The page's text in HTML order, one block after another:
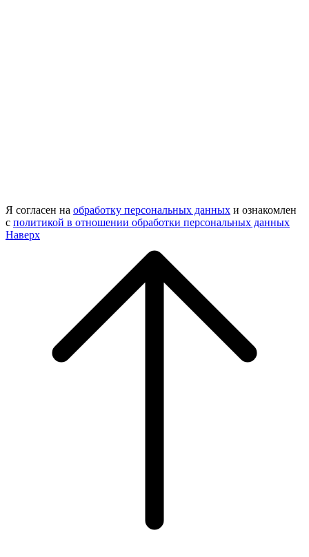
Я согласен на обработку персональных данных и ознакомлен
с политикой в отношении обработки персональных данных
Наверх